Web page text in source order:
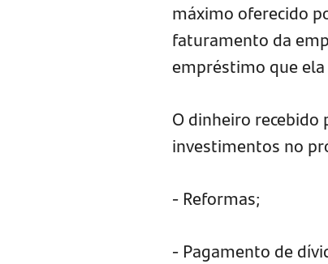
máximo oferecido
faturamento da
empréstimo que ela
O dinheiro recebido
investimentos no
- Reformas;
- Pagamento de